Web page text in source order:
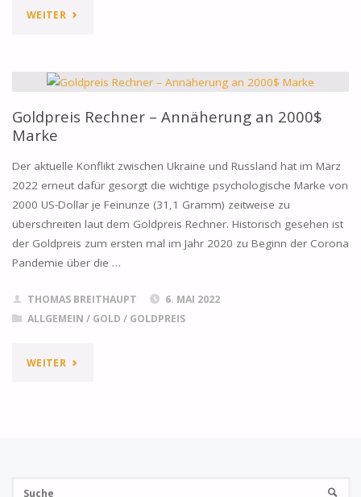
WEITER"EZB
ZINSANHEBUNG
LEICHT"
Goldpreis Rechner – Annäherung an 2000$
Marke
Der aktuelle Konflikt zwischen Ukraine und Russland hat im März
2022 erneut dafür gesorgt die wichtige psychologische Marke von
2000 US-Dollar je Feinunze (31,1 Gramm) zeitweise zu
überschreiten laut dem Goldpreis Rechner. Historisch gesehen ist
der Goldpreis zum ersten mal im Jahr 2020 zu Beginn der Corona
Pandemie über die …
THOMAS BREITHAUPT
6. MAI 2022
ALLGEMEIN / GOLD / GOLDPREIS
WEITER"GOLDPREIS
SUCHE